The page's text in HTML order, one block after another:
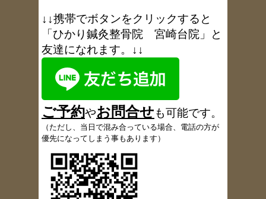
ブログ更新しました（年末年始お休み情
報）
2018/8/9
ブログ更新しました（お盆休み
ブログ更新しました（1周年を振り返り
2017/6/6
ブログ更新しました（6月18日午後休院の
お知らせ）
2017/5/18
患者さんの声、多数追加しました
2017/5/9
ブログ更新しました（定休日変更のお知ら
せ）
2017/5/4
ブログ更新しました（GW
↓↓携帯でボタンをクリックすると
「ひかり鍼灸整骨院 宮崎台院」と
友達になれます。↓↓
ご予約やお問合せも可能です。
（ ただし、当日で混み合っている場合、電話の方が
優先になってしまう事もあります）